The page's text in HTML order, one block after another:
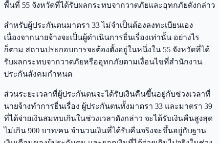
พื้นที่ 55 จังหวัดที่ได้รับผลกระทบจากวาตภัยและอุทกภัยดังกล่าว
สำหรับผู้ประกันตนมาตรา 33 ไม่จำเป็นต้องลงทะเบียนเอง
เนื่องจากนายจ้างจะเป็นผู้ดำเนินการยื่นเรื่องเท่านั้น อย่างไร
ก็ตาม สถานประกอบการจะต้องตั้งอยู่ในหนึ่งใน 55 จังหวัดที่ได้
รับผลกระทบจากวาตภัยหรืออุทกภัยตามเงื่อนไขที่สำนักงาน
ประกันสังคมกำหนด
ส่วนระยะเวลาที่ผู้ประกันตนจะได้รับเงินคืนขึ้นอยู่กับช่วงเวลาที่
นายจ้างทำการยื่นเรื่อง ผู้ประกันตนทั้งมาตรา 33 และมาตรา 39
ที่ได้จ่ายเงินสมทบเกินในช่วงเวลาดังกล่าว จะได้รับเงินคืนสูงสุด
ไม่เกิน 900 บาท/คน จำนวนเงินที่ได้รับคืนจริงจะขึ้นอยู่กับฐาน